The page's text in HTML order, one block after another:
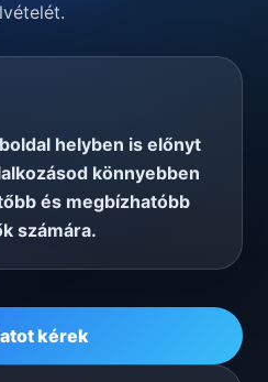
helyben is előnyt
könnyebben
és megbízhatóbb
számára.
kérek